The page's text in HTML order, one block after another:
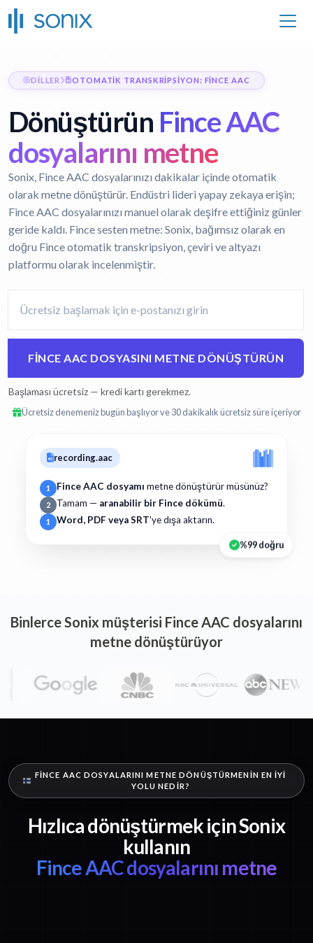
DILLER OTOMATIK TRANSKRIPSIYON: FINCE AAC
Dönüştürün Fince AAC
dosyalarını metne
Sonix, Fince AAC dosyalarınızı dakikalar içinde otomatik
olarak metne dönüştürür. Endüstri lideri yapay zekaya erişin;
Fince AAC dosyalarınızı manuel olarak deşifre ettiğiniz günler
geride kaldı. Fince sesten metne: Sonix, bağımsız olarak en
doğru Fince otomatik transkripsiyon, çeviri ve altyazı
platformu olarak incelenmiştir.
FINCE AAC DOSYASINI METNE DÖNÜŞTÜRÜN
Başlaması ücretsiz — kredi kartı gerekmez.
Ücretsiz denemeniz bugün başlıyor ve 30 dakikalık ücretsiz süre içeriyor
recording.aac
1 Fince AAC dosyamı metne dönüştürür müsünüz?
2 Tamam — aranabilir bir Fince dökümü.
1 Word, PDF veya SRT'ye dışa aktarın.
%99 doğru
Binlerce Sonix müşterisi Fince AAC dosyalarını
metne dönüştürüyor
FINCE AAC DOSYALARINI METNE DÖNÜŞTÜRMENIN EN IYI
YOLU NEDIR?
Hızlıca dönüştürmek için Sonix
kullanın
Fince AAC dosyalarını metne